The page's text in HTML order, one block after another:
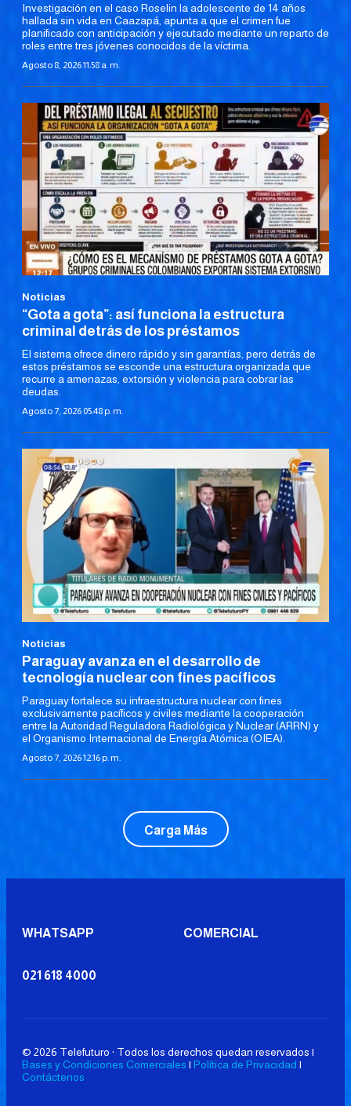
Investigación en el caso Roselin la adolescente de 14 años
hallada sin vida en Caazapá, apunta a que el crimen fue
planificado con anticipación y ejecutado mediante un reparto de
roles entre tres jóvenes conocidos de la víctima.
Agosto 8, 2026 11:58 a. m.
Noticias
“Gota a gota”: así funciona la estructura
criminal detrás de los préstamos
El sistema ofrece dinero rápido y sin garantías, pero detrás de
estos préstamos se esconde una estructura organizada que
recurre a amenazas, extorsión y violencia para cobrar las
deudas.
Agosto 7, 2026 05:48 p. m.
Noticias
Paraguay avanza en el desarrollo de
tecnología nuclear con fines pacíficos
Paraguay fortalece su infraestructura nuclear con fines
exclusivamente pacíficos y civiles mediante la cooperación
entre la Autoridad Reguladora Radiológica y Nuclear (ARRN) y
el Organismo Internacional de Energía Atómica (OIEA).
Agosto 7, 2026 12:16 p. m.
Carga Más
WHATSAPP COMERCIAL
021 618 4000
© 2026 Telefuturo · Todos los derechos quedan reservados |
Bases y Condiciones Comerciales | Política de Privacidad |
Contáctenos